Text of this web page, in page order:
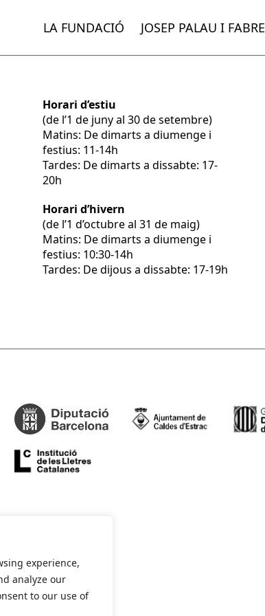
experience,
analyze our
to our use of
LA FUNDACIÓ JOSEP PALAU I FABRE
Horari d’estiu
(de l’1 de juny al 30 de setembre)
Matins: De dimarts a diumenge i
festius: 11-14h
Tardes: De dimarts a dissabte: 17-
20h
Horari d’hivern
(de l’1 d’octubre al 31 de maig)
Matins: De dimarts a diumenge i
festius: 10:30-14h
Tardes: De dijous a dissabte: 17-19h